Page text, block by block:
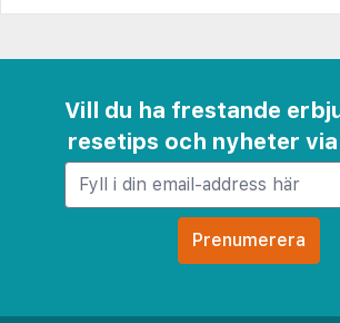
Vill du ha frestande
resetips och nyheter